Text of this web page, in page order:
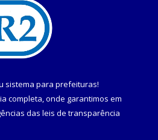
sistema para prefeituras!
completa, onde garantimos em
das leis de transparência